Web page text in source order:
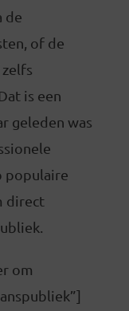
de
of de
is een
geleden was
populaire
direct
om